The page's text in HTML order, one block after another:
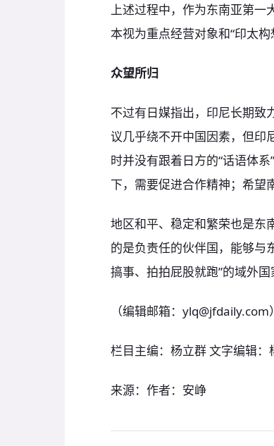
上述过程中，作为东南亚第
本视为重点经营对象和“印太构
众望所归
不过有日媒指出，印尼长期致
议几乎绕不开中国因素，但印
时并没有跟着日方的“话语体
下，需要促进合作精神；希望
地区和平、稳定和繁荣也是东
的是负责任的伙伴国，能够与
搞事、拍拍屁股就跑”的域外国
（编辑邮箱：ylq@jfdaily.com）
栏目主编：杨立群 文字编辑
来源：作者：安峥